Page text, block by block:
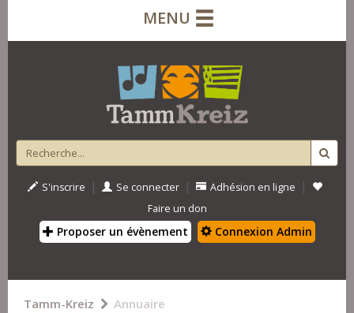
MENU
S'inscrire | Se connecter | Adhésion en ligne |
Faire un don
Proposer un évènement Connexion Admin
Tamm-Kreiz Annuaire